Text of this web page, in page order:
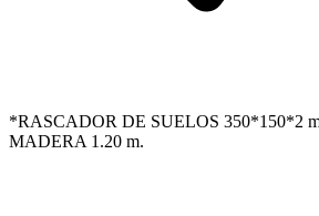
*RASCADOR DE SUELOS 350*150*2
MADERA 1.20 m.